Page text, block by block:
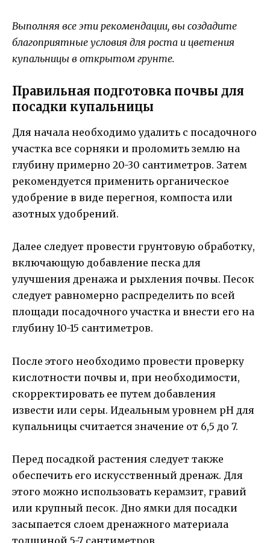
Выполняя все эти рекомендации, вы создадите
благоприятные условия для роста и цветения
купальницы в открытом грунте.
Правильная подготовка почвы для
посадки купальницы
Для начала необходимо удалить с посадочного
участка все сорняки и проломить землю на
глубину примерно 20-30 сантиметров. Затем
рекомендуется применить органическое
удобрение в виде перегноя, компоста или
азотных удобрений.
Далее следует провести грунтовую обработку,
включающую добавление песка для
улучшения дренажа и рыхления почвы. Песок
следует равномерно распределить по всей
площади посадочного участка и внести его на
глубину 10-15 сантиметров.
После этого необходимо провести проверку
кислотности почвы и, при необходимости,
скорректировать ее путем добавления
извести или серы. Идеальным уровнем pH для
купальницы считается значение от 6,5 до 7.
Перед посадкой растения следует также
обеспечить его искусственный дренаж. Для
этого можно использовать керамзит, гравий
или крупный песок. Дно ямки для посадки
засыпается слоем дренажного материала
толщиной 5-7 сантиметров.